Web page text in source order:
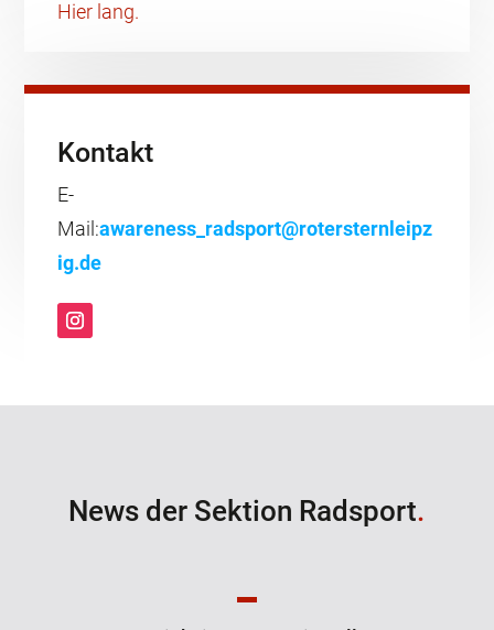
Hier lang.
Kontakt
E-
Mail:awareness_radsport@rotersternleipz
ig.de
News der Sektion Radsport.